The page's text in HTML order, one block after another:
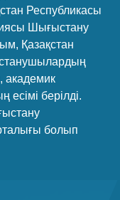
Республикасы
Шығыстану
Қазақстан
академик
берілді.
болып